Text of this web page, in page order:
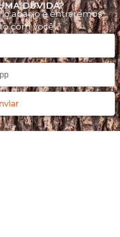
DÚVIDA?
abaixo e entraremos
com você.